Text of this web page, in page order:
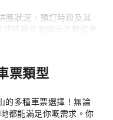
應狀況、預訂時段及其
結算頁面顯示之數值為
票類型
的多種車票選擇！無論
都能滿足你嘅需求。你